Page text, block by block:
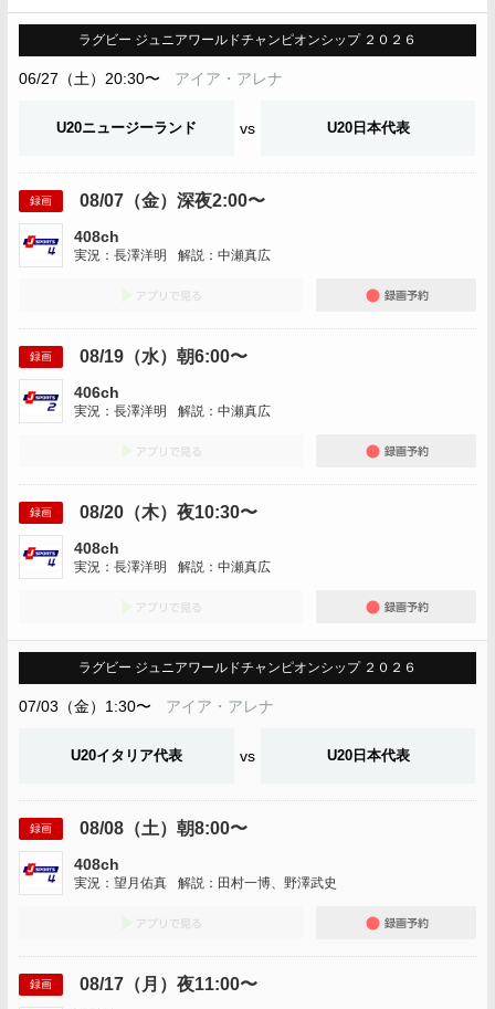
ラグビー ジュニアワールドチャンピオンシップ ２０２６
06/27（土）20:30〜 アイア・アレナ
U20ニュージーランド vs U20日本代表
録画 08/07（金）深夜2:00〜
408ch
実況：長澤洋明 解説：中瀬真広
録画 08/19（水）朝6:00〜
406ch
実況：長澤洋明 解説：中瀬真広
録画 08/20（木）夜10:30〜
408ch
実況：長澤洋明 解説：中瀬真広
ラグビー ジュニアワールドチャンピオンシップ ２０２６
07/03（金）1:30〜 アイア・アレナ
U20イタリア代表 vs U20日本代表
録画 08/08（土）朝8:00〜
408ch
実況：望月佑真 解説：田村一博、野澤武史
録画 08/17（月）夜11:00〜